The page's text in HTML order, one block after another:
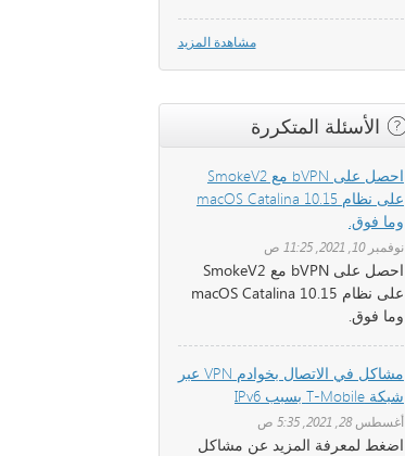
مشاهدة المزيد
الأسئلة المتكررة
احصل على bVPN مع SmokeV2
على نظام macOS Catalina 10.15
وما فوق.
نوفمبر 10, 2021, 11:25 ص
احصل على bVPN مع SmokeV2
على نظام macOS Catalina 10.15
وما فوق.
مشاكل في الاتصال بخوادم VPN عبر
شبكة T-Mobile بسبب IPv6
أغسطس 28, 2021, 5:35 ص
اضغط لمعرفة المزيد عن مشاكل